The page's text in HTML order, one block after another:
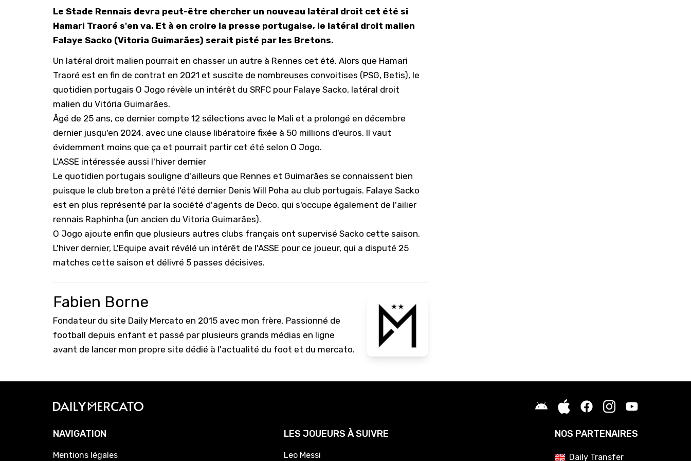
Le Stade Rennais devra peut-être chercher un nouveau latéral droit cet été si
Hamari Traoré s'en va. Et à en croire la presse portugaise, le latéral droit malien
Falaye Sacko (Vitoria Guimarães) serait pisté par les Bretons.
Un latéral droit malien pourrait en chasser un autre à Rennes cet été. Alors que Hamari
Traoré est en fin de contrat en 2021 et suscite de nombreuses convoitises (PSG, Betis), le
quotidien portugais O Jogo révèle un intérêt du SRFC pour Falaye Sacko, latéral droit
malien du Vitória Guimarães.
Âgé de 25 ans, ce dernier compte 12 sélections avec le Mali et a prolongé en décembre
dernier jusqu'en 2024, avec une clause libératoire fixée à 50 millions d'euros. Il vaut
évidemment moins que ça et pourrait partir cet été selon O Jogo.
L'ASSE intéressée aussi l'hiver dernier
Le quotidien portugais souligne d'ailleurs que Rennes et Guimarães se connaissent bien
puisque le club breton a prêté l'été dernier Denis Will Poha au club portugais. Falaye Sacko
est en plus représenté par la société d'agents de Deco, qui s'occupe également de l'ailier
rennais Raphinha (un ancien du Vitoria Guimarães).
O Jogo ajoute enfin que plusieurs autres clubs français ont supervisé Sacko cette saison.
L'hiver dernier, L'Equipe avait révélé un intérêt de l'ASSE pour ce joueur, qui a disputé 25
matches cette saison et délivré 5 passes décisives.
Fabien Borne
Fondateur du site Daily Mercato en 2015 avec mon frère. Passionné de
football depuis enfant et passé par plusieurs grands médias en ligne
avant de lancer mon propre site dédié à l'actualité du foot et du mercato.
NAVIGATION
Mentions légales
LES JOUEURS À SUIVRE
Leo Messi
NOS PARTENAIRES
Daily Transfer